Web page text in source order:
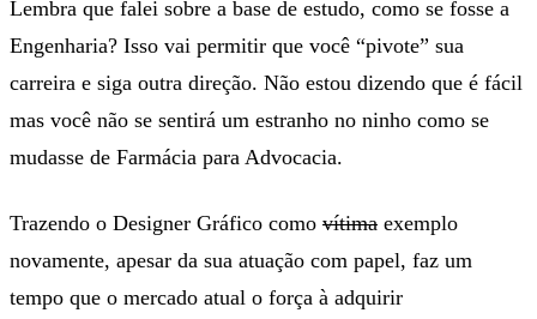
Lembra que falei sobre a base de estudo, como se fosse a
Engenharia? Isso vai permitir que você “pivote” sua
carreira e siga outra direção. Não estou dizendo que é fácil
mas você não se sentirá um estranho no ninho como se
mudasse de Farmácia para Advocacia.
Trazendo o Designer Gráfico como vítima exemplo
novamente, apesar da sua atuação com papel, faz um
tempo que o mercado atual o força à adquirir